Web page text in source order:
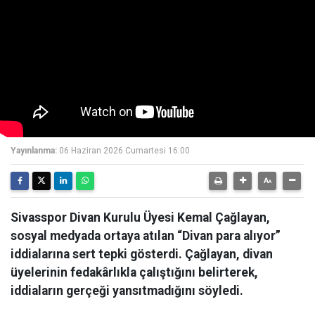
Yayınlanma: 06 Haziran 2026 Cumartesi 16:00
Sivasspor Divan Kurulu Üyesi Kemal Çağlayan,
sosyal medyada ortaya atılan “Divan para alıyor”
iddialarına sert tepki gösterdi. Çağlayan, divan
üyelerinin fedakârlıkla çalıştığını belirterek,
iddiaların gerçeği yansıtmadığını söyledi.